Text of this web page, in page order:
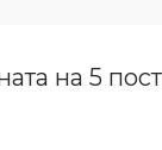
на 5